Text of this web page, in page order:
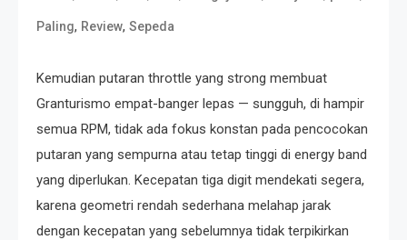
Paling, Review, Sepeda
Kemudian putaran throttle yang strong membuat
Granturismo empat-banger lepas — sungguh, di hampir
semua RPM, tidak ada fokus konstan pada pencocokan
putaran yang sempurna atau tetap tinggi di energy band
yang diperlukan. Kecepatan tiga digit mendekati segera,
karena geometri rendah sederhana melahap jarak
dengan kecepatan yang sebelumnya tidak terpikirkan